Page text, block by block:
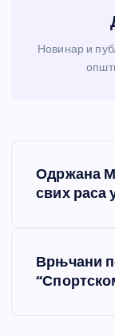
Новинар и
Одржана
свих раса
Врњчани